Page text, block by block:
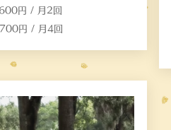
円 / 月2回
/ 月4回